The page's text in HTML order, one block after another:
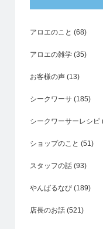
アロエのこと (68)
アロエの雑学 (35)
お客様の声 (13)
シークワーサ (185)
シークワーサーレシピ
ショップのこと (51)
スタッフの話 (93)
やんばるなび (189)
店長のお話 (521)